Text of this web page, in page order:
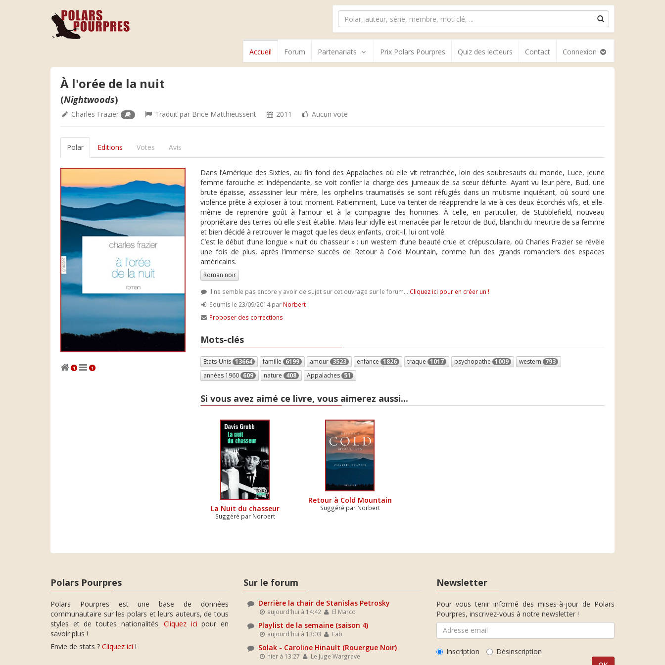
Accueil Forum Partenariats Prix Polars Pourpres Quiz des lecteurs Contact Connexion
À l'orée de la nuit
(Nightwoods)
Charles Frazier Traduit par Brice Matthieussent 2011 Aucun vote
Polar Editions Votes Avis
1 1
Dans l’Amérique des Sixties, au fin fond des Appalaches où elle vit retranchée, loin des soubresauts du monde, Luce, jeune
femme farouche et indépendante, se voit confier la charge des jumeaux de sa sœur défunte. Ayant vu leur père, Bud, une
brute épaisse, assassiner leur mère, les orphelins traumatisés se sont réfugiés dans un mutisme inquiétant, où sourd une
violence prête à exploser à tout moment. Patiemment, Luce va tenter de réapprendre la vie à ces deux écorchés vifs, et elle-
même de reprendre goût à l’amour et à la compagnie des hommes. À celle, en particulier, de Stubblefield, nouveau
propriétaire des terres où elle s’est établie. Mais leur idylle est menacée par le retour de Bud, blanchi du meurtre de sa femme
et bien décidé à retrouver le magot que les deux enfants, croit-il, lui ont volé.
C’est le début d’une longue « nuit du chasseur » : un western d’une beauté crue et crépusculaire, où Charles Frazier se révèle
une fois de plus, après l’immense succès de Retour à Cold Mountain, comme l’un des grands romanciers des espaces
américains.
Roman noir
Il ne semble pas encore y avoir de sujet sur cet ouvrage sur le forum... Cliquez ici pour en créer un !
Soumis le 23/09/2014 par Norbert
Proposer des corrections
Mots-clés
Etats-Unis 13664 famille 6199 amour 3523 enfance 1826 traque 1017 psychopathe 1009 western 793
années 1960 609 nature 408 Appalaches 51
Si vous avez aimé ce livre, vous aimerez aussi...
La Nuit du chasseur
Suggéré par Norbert
Retour à Cold Mountain
Suggéré par Norbert
Polars Pourpres
Polars Pourpres est une base de données
communautaire sur les polars et leurs auteurs, de tous
styles et de toutes nationalités.Cliquez ici pour en
savoir plus !
Envie de stats ? Cliquez ici !
Sur le forum
Derrière la chair de Stanislas Petrosky
aujourd'hui à 14:42 El Marco
Playlist de la semaine (saison 4)
aujourd'hui à 13:03 Fab
Solak - Caroline Hinault (Rouergue Noir)
hier à 13:27 Le Juge Wargrave
Newsletter
Pour vous tenir informé des mises-à-jour de Polars
Pourpres, inscrivez-vous à notre newsletter !
Inscription Désinscription